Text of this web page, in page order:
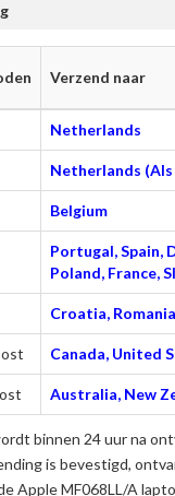
Verzend naar
Netherlands
Netherlands
Belgium
Portugal, Spain,
Poland, France,
Croatia,
Canada, United
Australia, New
binnen 24 uur na
is bevestigd,
Apple MF068LL/A